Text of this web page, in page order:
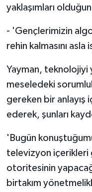
yaklaşımları
- 'Gençlerimizin
rehin kalmasını
Yayman, teknolojiyi
meseledeki
gereken bir anlayış
ederek, şunları
'Bugün
televizyon içerikleri
otoritesinin
birtakım